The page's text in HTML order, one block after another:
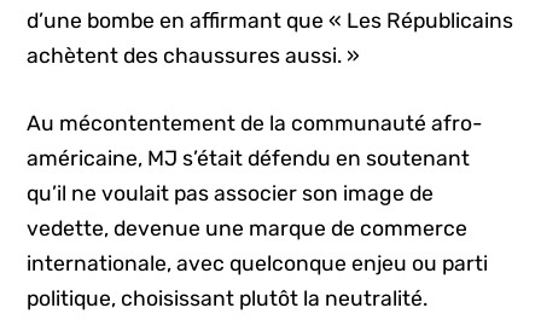
d’une bombe en affirmant que « Les Républicains
achètent des chaussures aussi. »
Au mécontentement de la communauté afro-
américaine, MJ s’était défendu en soutenant
qu’il ne voulait pas associer son image de
vedette, devenue une marque de commerce
internationale, avec quelconque enjeu ou parti
politique, choisissant plutôt la neutralité.